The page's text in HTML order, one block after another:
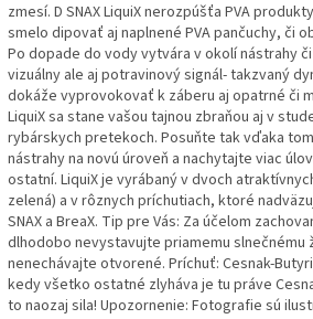
zmesí. D SNAX LiquiX nerozpúšťa PVA
smelo dipovať aj naplnené PVA pančuchy, či
Po dopade do vody vytvára v okolí nástrahy
vizuálny ale aj potravinový signál- takzvaný
dokáže vyprovokovať k záberu aj opatrné či
LiquiX sa stane vašou tajnou zbraňou aj v
rybárskych pretekoch. Posuňte tak vďaka
nástrahy na novú úroveň a nachytajte viac
ostatní. LiquiX je vyrábaný v dvoch
zelená) a v rôznych príchutiach, ktoré
SNAX a BreaX. Tip pre Vás: Za účelom
dlhodobo nevystavujte priamemu slnečnému
nenechávajte otvorené. Príchuť: Cesnak-
kedy všetko ostatné zlyháva je tu práve
to naozaj sila! Upozornenie: Fotografie sú